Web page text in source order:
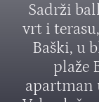
Sadrži
vrt i
Baški, u
plaže
apartman